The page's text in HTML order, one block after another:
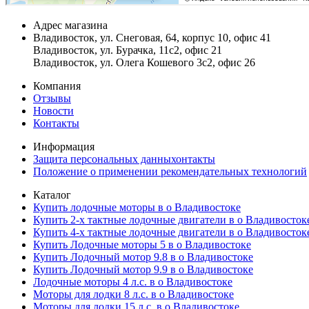
Адрес магазина
Владивосток, ул. Снеговая, 64, корпус 10, офис 41
Владивосток, ул. Бурачка, 11с2, офис 21
Владивосток, ул. Олега Кошевого 3с2, офис 26
Компания
Отзывы
Новости
Контакты
Информация
Защита персональных данныхонтакты
Положение о применении рекомендательных технологий
Каталог
Купить лодочные моторы в о Владивостоке
Купить 2-х тактные лодочные двигатели в о
Купить 4-х тактные лодочные двигатели в о
Купить Лодочные моторы 5 в о Владивостоке
Купить Лодочный мотор 9.8 в о Владивостоке
Купить Лодочный мотор 9.9 в о Владивостоке
Лодочные моторы 4 л.с. в о Владивостоке
Моторы для лодки 8 л.с. в о Владивостоке